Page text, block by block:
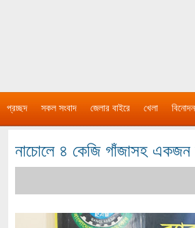
প্রচ্ছদ সকল সংবাদ জেলার বাইরে খেলা বিনোদন
নাচোলে ৪ কেজি গাঁজাসহ